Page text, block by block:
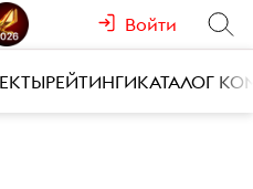
Войти
РЕЙТИНГИКАТАЛОГ